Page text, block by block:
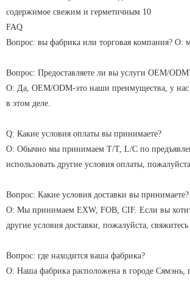
FAQ
Вопрос: вы фабрика или торговая компания? О:
Вопрос: Предоставляете ли вы услуги OEM/
О: Да, OEM/ODM-это наши преимущества, у нас
в этом деле.
Q: Какие условия оплаты вы принимаете?
О: Обычно мы принимаем T/T, L/C по
использовать другие условия оплаты,
Вопрос: Какие условия доставки вы принимаете?
О: Мы принимаем EXW, FOB, CIF. Если вы
другие условия доставки, пожалуйста,
Вопрос: где находится ваша фабрика?
О: Наша фабрика расположена в городе Сямэнь,